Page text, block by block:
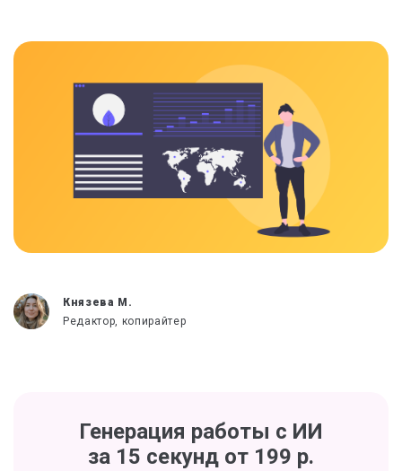
Князева М.
Редактор, копирайтер
Генерация работы с ИИ
за 15 секунд от 199 р.